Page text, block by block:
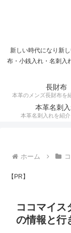
新しい時代になり新
布・小銭入れ・名刺入
長財布
本革のメンズ長財布を
本革名刺
本革名刺入れを紹介
ホーム
【PR】
ココマイ
の情報と行